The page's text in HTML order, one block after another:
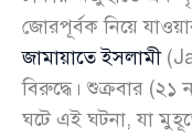
জোরপূর্বক নিয়ে
জামায়াতে ইসলামী
বিরুদ্ধে। শুক্রবার (২১
ঘটে এই ঘটনা, যা